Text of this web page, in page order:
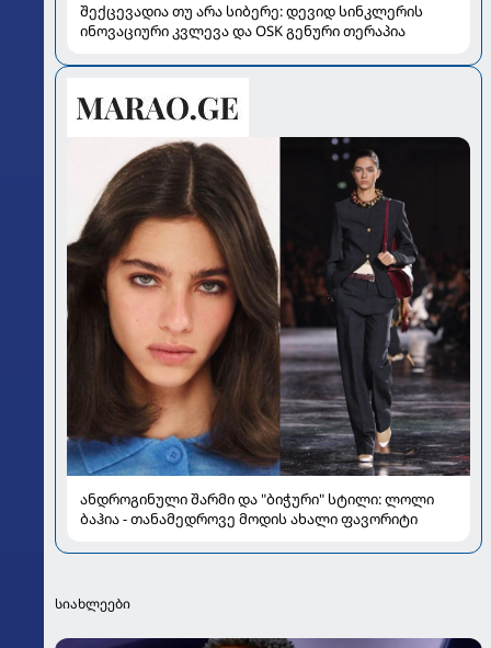
შექცევადია თუ არა სიბერე: დევიდ სინკლერის
ინოვაციური კვლევა და OSK გენური თერაპია
ანდროგინული შარმი და "ბიჭური" სტილი: ლოლი
ბაჰია - თანამედროვე მოდის ახალი ფავორიტი
სიახლეები